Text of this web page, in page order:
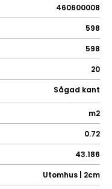
460600008
598
598
20
Sågad kant
m2
0.72
43.186
Utomhus | 2cm